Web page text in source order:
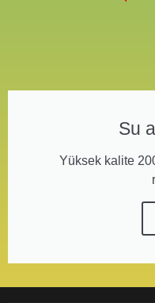
Su
Yüksek kalite